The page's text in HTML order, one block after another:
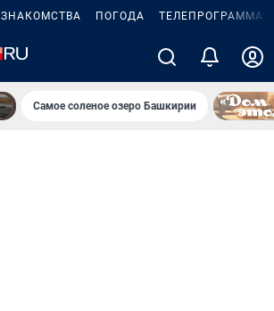
ЗНАКОМСТВА ПОГОДА ТЕЛЕПРОГРАММА
Самое соленое озеро Башкирии